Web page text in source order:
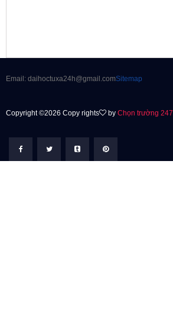
Email: daihoctuxa24h@gmail.comSitemap
Copyright ©2026 Copy rights by Chọn trường 247